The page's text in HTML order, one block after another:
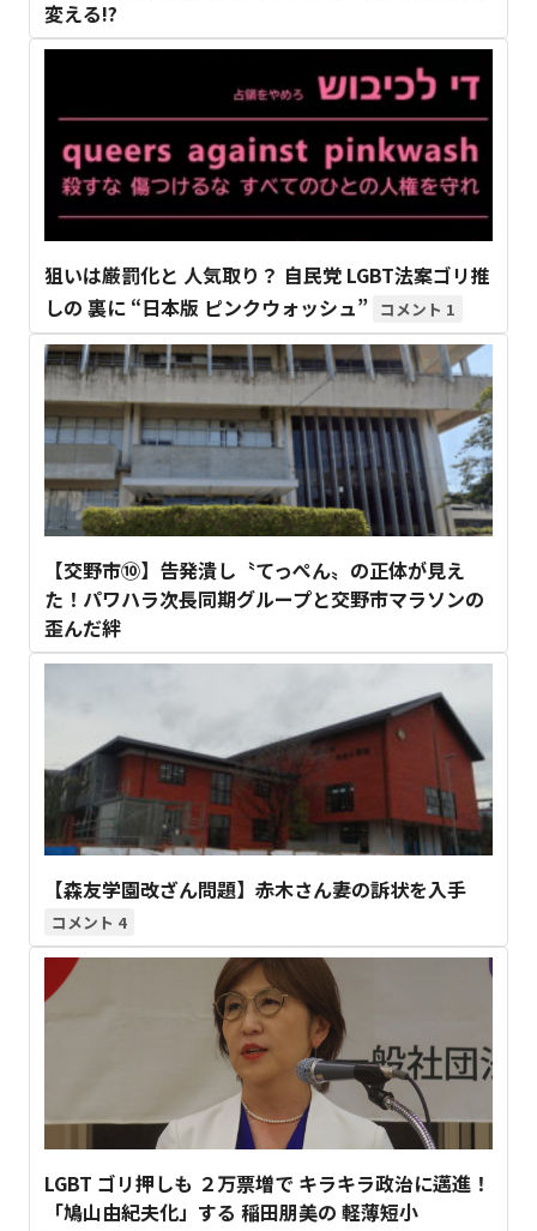
変える!?
狙いは厳罰化と 人気取り？ 自民党 LGBT法案ゴリ推
しの 裏に “日本版 ピンクウォッシュ”
1
【交野市⑩】告発潰し〝てっぺん〟の正体が見え
た！パワハラ次長同期グループと交野市マラソンの
歪んだ絆
【森友学園改ざん問題】赤木さん妻の訴状を入手
4
LGBT ゴリ押しも ２万票増で キラキラ政治に邁進！
「鳩山由紀夫化」する 稲田朋美の 軽薄短小